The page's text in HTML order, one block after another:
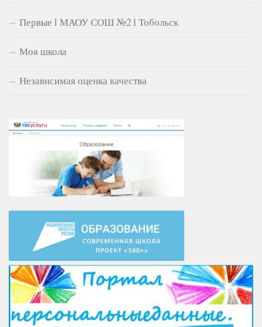
Первые l МАОУ СОШ №2 l Тобольск
Моя школа
Независимая оценка качества